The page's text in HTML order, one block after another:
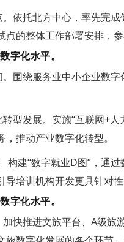
依托北方中心，率先完
点的整体工作部署安排，
字化水平。
围绕服务业中小企业数
型发展。实施“互联网+
推动产业数字化转型。
构建“数字就业D图”，通
导培训机构开发更具针对
字化水平。
快推进文旅平台、A级